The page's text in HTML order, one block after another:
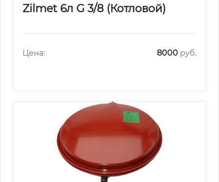
Zilmet 6л G 3/8 (Котловой)
Цена: 8000руб.